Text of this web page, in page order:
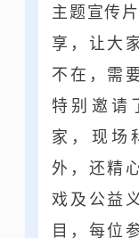
主题宣传
享，让大
不在，需
特别邀请
家，现场
外，还精
戏及公益
目，每位